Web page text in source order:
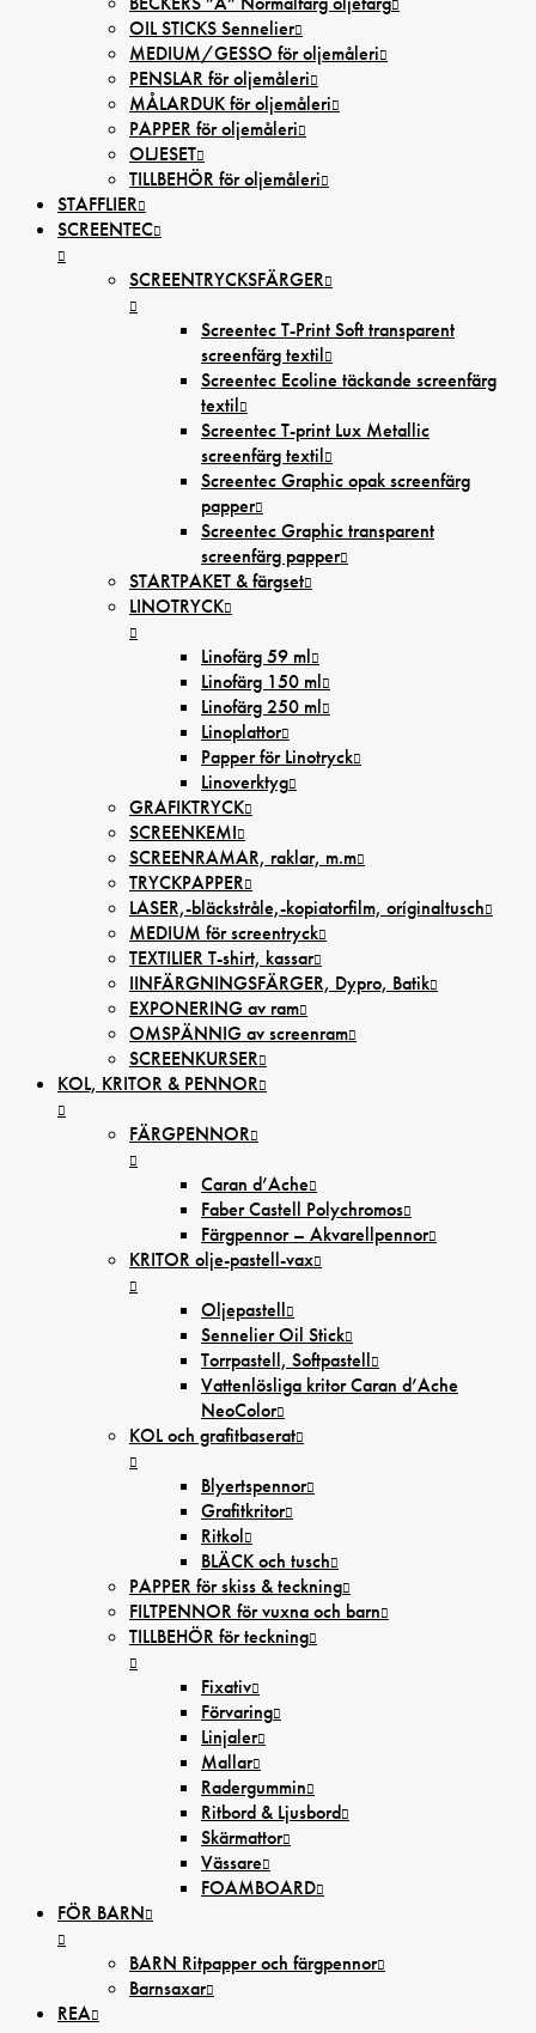
OIL STICKS Sennelier
MEDIUM/GESSO för oljemåleri
PENSLAR för oljemåleri
MÅLARDUK för oljemåleri
PAPPER för oljemåleri
OLJESET
TILLBEHÖR för oljemåleri
STAFFLIER
SCREENTEC
SCREENTRYCKSFÄRGER
Screentec T-Print Soft transparent
screenfärg textil
Screentec Ecoline täckande screenfärg
textil
Screentec T-print Lux Metallic
screenfärg textil
Screentec Graphic opak screenfärg
papper
Screentec Graphic transparent
screenfärg papper
STARTPAKET & färgset
LINOTRYCK
Linofärg 59 ml
Linofärg 150 ml
Linofärg 250 ml
Linoplattor
Papper för Linotryck
Linoverktyg
GRAFIKTRYCK
SCREENKEMI
SCREENRAMAR, raklar, m.m
TRYCKPAPPER
LASER,-bläckstråle,-kopiatorfilm, oríginaltusch
MEDIUM för screentryck
TEXTILIER T-shirt, kassar
IINFÄRGNINGSFÄRGER, Dypro, Batik
EXPONERING av ram
OMSPÄNNIG av screenram
SCREENKURSER
KOL, KRITOR & PENNOR
FÄRGPENNOR
Caran d’Ache
Faber Castell Polychromos
Färgpennor – Akvarellpennor
KRITOR olje-pastell-vax
Oljepastell
Sennelier Oil Stick
Torrpastell, Softpastell
Vattenlösliga kritor Caran d’Ache
NeoColor
KOL och grafitbaserat
Blyertspennor
Grafitkritor
Ritkol
BLÄCK och tusch
PAPPER för skiss & teckning
FILTPENNOR för vuxna och barn
TILLBEHÖR för teckning
Fixativ
Förvaring
Linjaler
Mallar
Radergummin
Ritbord & Ljusbord
Skärmattor
Vässare
FOAMBOARD
FÖR BARN
BARN Ritpapper och färgpennor
Barnsaxar
REA